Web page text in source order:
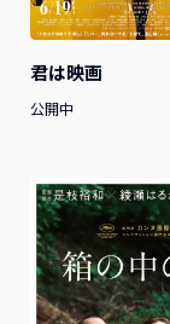
君は映画
公開中